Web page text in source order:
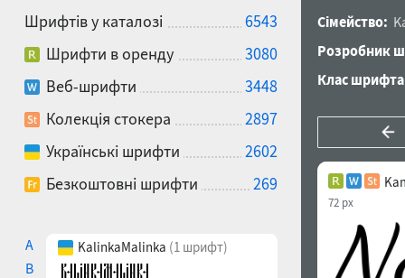
Шрифтів у каталозі
6543
Шрифти в оренду
3080
Веб-шрифти
3448
Колекція стокера
2897
Українські шрифти
2602
Безкоштовні шрифти
269
A
B
KalinkaMalinka (1 шрифт)
Сімейство:
Розробник
Клас
72 px